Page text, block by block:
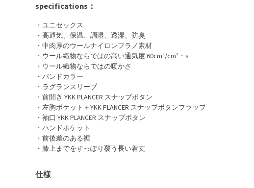
specifications：
・ユニセックス
・高通気、保温、調湿、透湿、防臭
・中肉厚のウールナイロンフラノ素材
・ウール織物ならではの高い通気度 60cm³/cm²・s
・ウール織物ならではの暖かさ
・バンドカラー
・ラグランスリーブ
・前開き YKK PLANCER スナップボタン
・左胸ポケット＋YKK PLANCER スナップボタンフラップ
・袖口 YKK PLANCER スナップボタン
・ハンドポケット
・前後差のある裾
・膝上までをすっぽり覆う長い着丈
仕様